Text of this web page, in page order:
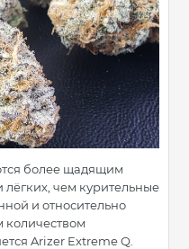
более щадящим
чем курительные
и относительно
Arizer Extreme Q.